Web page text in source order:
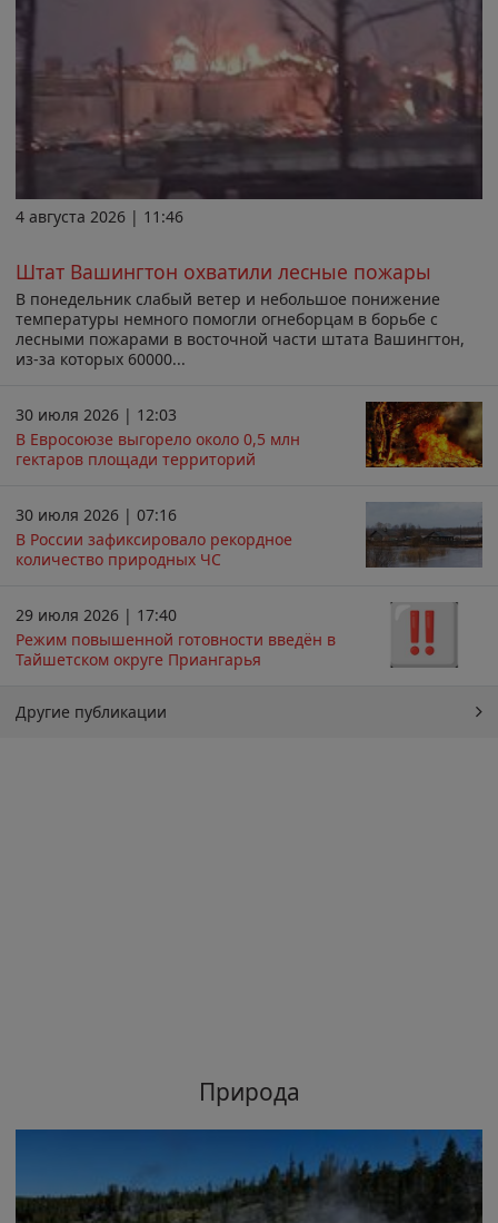
4 августа 2026 | 11:46
Штат Вашингтон охватили лесные пожары
В понедельник слабый ветер и небольшое понижение
температуры немного помогли огнеборцам в борьбе с
лесными пожарами в восточной части штата Вашингтон,
из-за которых 60000...
30 июля 2026 | 12:03
В Евросоюзе выгорело около 0,5 млн
гектаров площади территорий
30 июля 2026 | 07:16
В России зафиксировало рекордное
количество природных ЧС
29 июля 2026 | 17:40
Режим повышенной готовности введён в
Тайшетском округе Приангарья
Другие публикации
Природа